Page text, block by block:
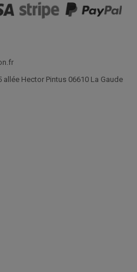
Hector Pintus 06610 La Gaude